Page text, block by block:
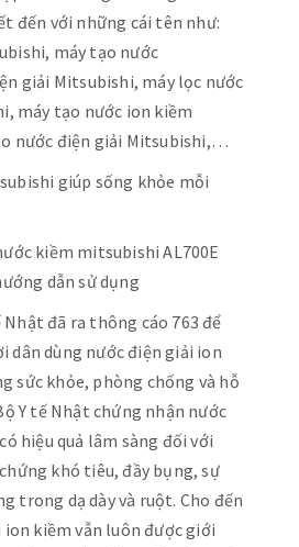
đến với những cái tên như:
máy tạo nước
giải Mitsubishi, máy lọc nước
máy tạo nước ion kiềm
nước điện giải Mitsubishi,…
giúp sống khỏe mỗi
kiềm mitsubishi AL700E
dẫn sử dụng
Nhật đã ra thông cáo 763 để
dân dùng nước điện giải ion
sức khỏe, phòng chống và hỗ
Y tế Nhật chứng nhận nước
hiệu quả lâm sàng đối với
khó tiêu, đầy bụng, sự
trong dạ dày và ruột. Cho đến
ion kiềm vẫn luôn được giới